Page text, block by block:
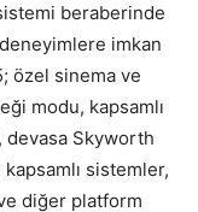
beraberinde
imkan
özel sinema ve
modu, kapsamlı
Skyworth
sistemler,
diğer platform